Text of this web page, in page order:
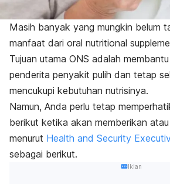
Masih banyak yang mungkin belum
manfaat dari oral nutritional
Tujuan utama ONS adalah
penderita penyakit pulih dan tetap
mencukupi kebutuhan nutrisinya.
Namun, Anda perlu tetap
berikut ketika akan memberikan
menurut Health and Security
sebagai berikut.
Iklan